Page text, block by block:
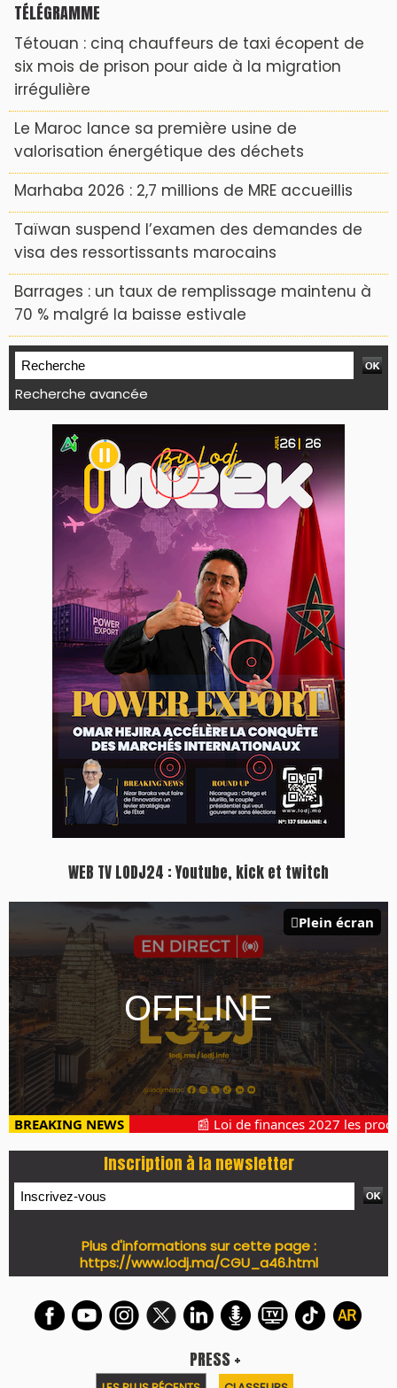
TÉLÉGRAMME
Tétouan : cinq chauffeurs de taxi écopent de
six mois de prison pour aide à la migration
irrégulière
Le Maroc lance sa première usine de
valorisation énergétique des déchets
Marhaba 2026 : 2,7 millions de MRE accueillis
Taïwan suspend l’examen des demandes de
visa des ressortissants marocains
Barrages : un taux de remplissage maintenu à
70 % malgré la baisse estivale
Recherche avancée
WEB TV LODJ24 : Youtube, kick et twitch
Plein écran
BREAKING NEWS 📰 Loi de finances 2027 les
Inscription à la newsletter
Plus d'informations sur cette page :
https://www.lodj.ma/CGU_a46.html
PRESS +